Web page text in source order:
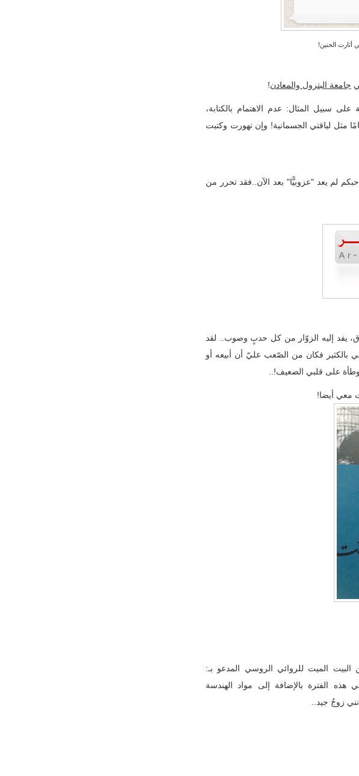
أثارت الحنين!
جامعة البترول والمعادن!
سبيل المثال: عدم الاهتمام بالكتابة،
مثل لياقتي الجسمانية! وإن تهورت وكتبت
لم يعد "عزوبيًّا" بعد الآن..فقد تحرر من
يفد إليه الزوّار من كل حدبٍ وصوب.. لقد
بالكثير فكان من الصّعب عليّ أن أبيعه أو
على قلبي الضعيف!..
معي أيضا!
الميت للروائي الروسي المدعو بـ:
الفترة بالإضافة إلى مواد الهندسة
زوجٌ جيد..